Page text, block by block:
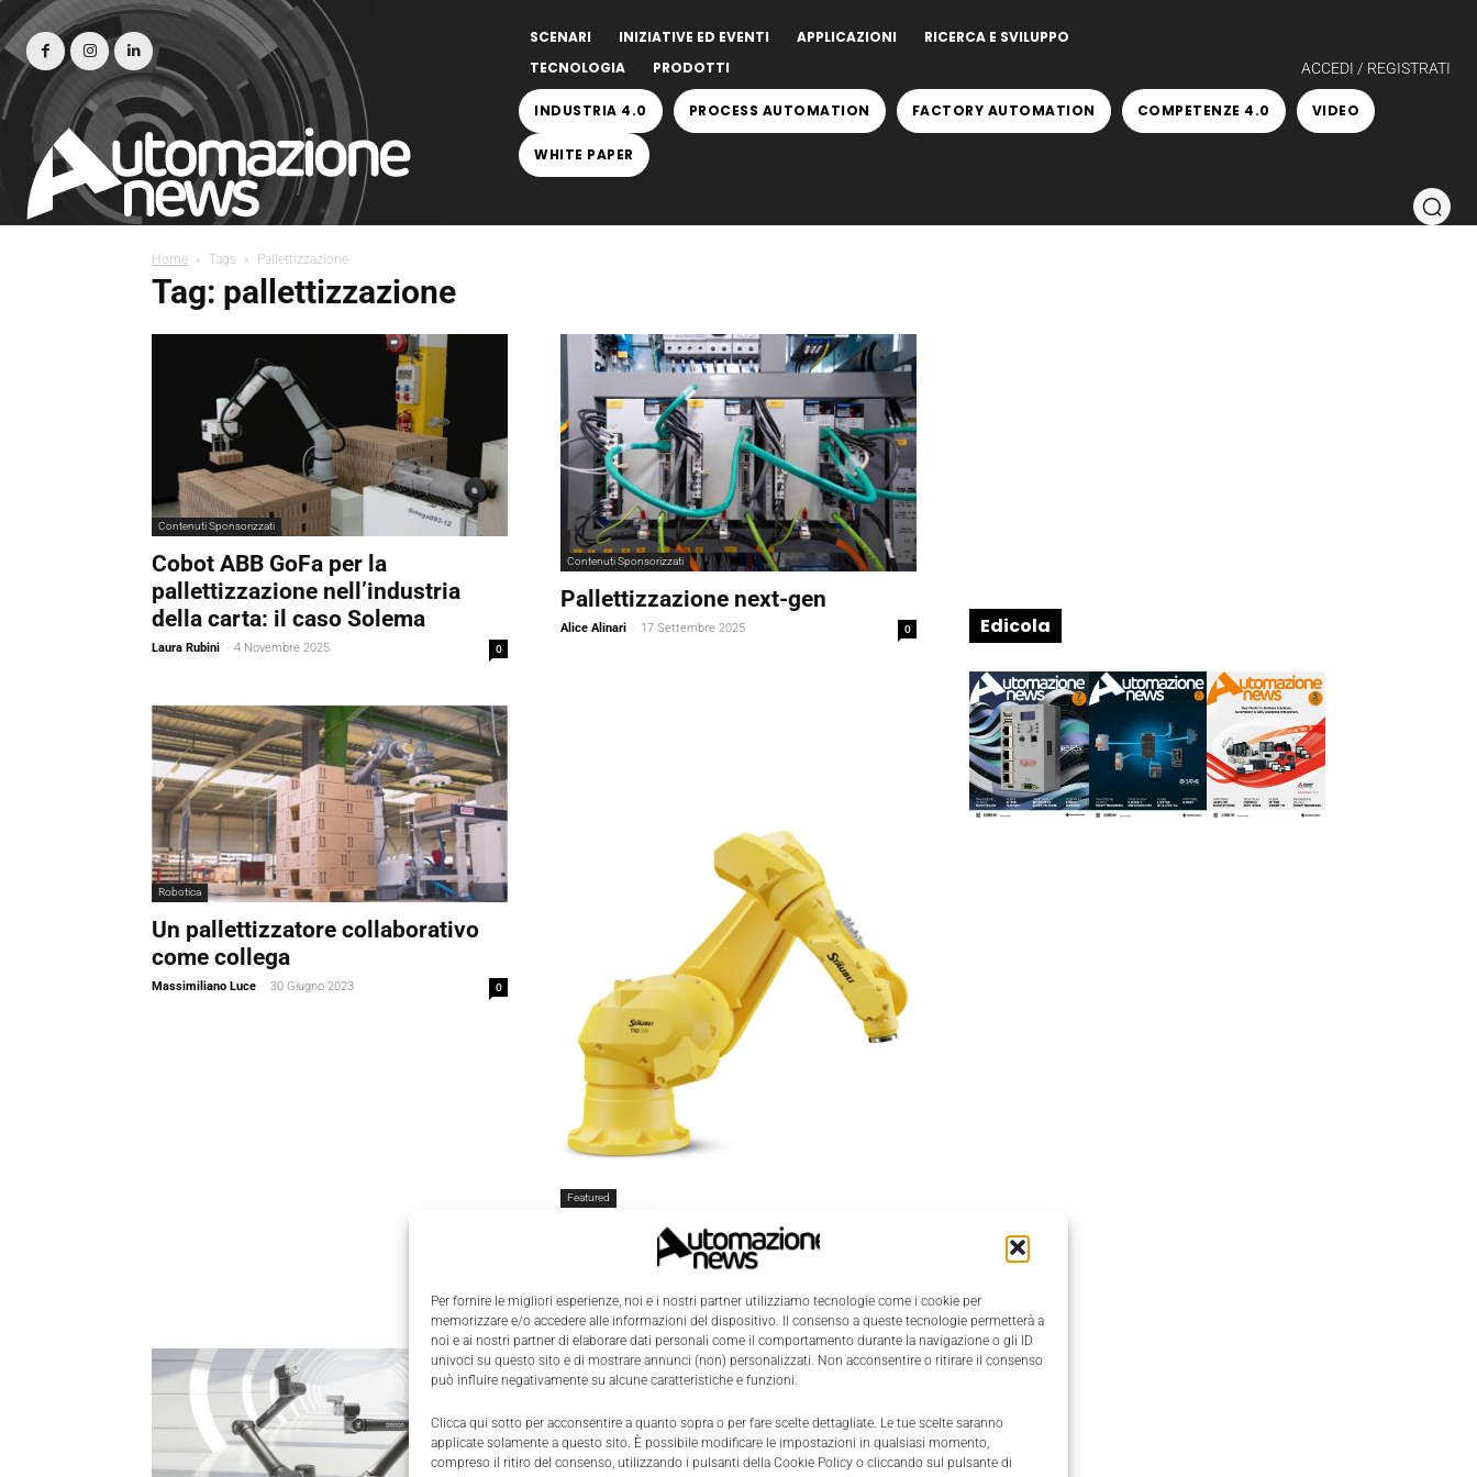
Per fornire le migliori esperienze, noi e i nostri partner utilizziamo tecnologie come i cookie per
memorizzare e/o accedere alle informazioni del dispositivo. Il consenso a queste tecnologie permetterà a
noi e ai nostri partner di elaborare dati personali come il comportamento durante la navigazione o gli ID
univoci su questo sito e di mostrare annunci (non) personalizzati. Non acconsentire o ritirare il consenso
può influire negativamente su alcune caratteristiche e funzioni.
Clicca qui sotto per acconsentire a quanto sopra o per fare scelte dettagliate. Le tue scelte saranno
applicate solamente a questo sito. È possibile modificare le impostazioni in qualsiasi momento,
compreso il ritiro del consenso, utilizzando i pulsanti della Cookie Policy o cliccando sul pulsante di
SCENARI INIZIATIVE ED EVENTI APPLICAZIONI
RICERCA E SVILUPPO
TECNOLOGIA
PRODOTTI ACCEDI / REGISTRATI
INDUSTRIA 4.0 PROCESS AUTOMATION FACTORY AUTOMATION COMPETENZE 4.0 VIDEO
WHITE PAPER
Home Tags Pallettizzazione
Tag: pallettizzazione
Contenuti Sponsorizzati
Cobot ABB GoFa per la
pallettizzazione nell’industria
della carta: il caso Solema
Laura Rubini - 4 Novembre 2025 0
Contenuti Sponsorizzati
Pallettizzazione next-gen
Alice Alinari - 17 Settembre 2025 0
Robotica
Un pallettizzatore collaborativo
come collega
Massimiliano Luce - 30 Giugno 2023 0
Featured
Stäubli TX2-200, il nuovo robot
polivalente a sei assi
Edicola